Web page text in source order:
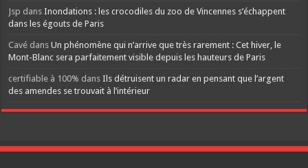
Jsp dansInondations : les crocodiles du zoo de Vincennes s’échappent
dans les égouts de Paris
Cavé dansUn phénomène qui n’arrive que très rarement : Cet hiver, le
Mont-Blanc sera parfaitement visible depuis les hauteurs de Paris
certifiable à 100% dansIls détruisent un radar en pensant que l’argent
des amendes se trouvait à l’intérieur